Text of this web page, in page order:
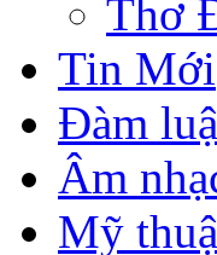
Thơ
Tin Mới
Đàm
Âm
Mỹ